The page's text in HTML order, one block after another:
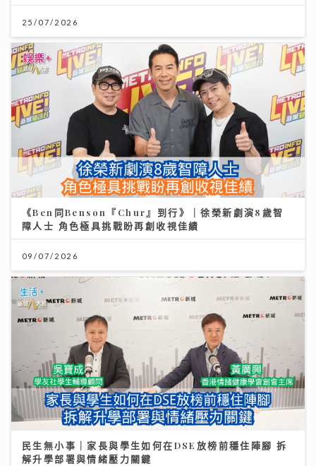
25/07/2026
《Ben同Benson『Chur』到行》｜徐榮新劇演8歲智
障人士 角色極具挑戰盼再創收視佳績
09/07/2026
民生無小事｜家長與學生如何在DSE放榜前穩住陣腳 拆
解升學部署與情緒壓力關鍵